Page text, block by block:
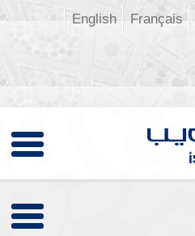
Français
English